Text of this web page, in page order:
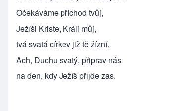
Očekáváme příchod tvůj,
Ježíši Kriste, Králi můj,
tvá svatá církev již tě žízní.
Ach, Duchu svatý, připrav nás
na den, kdy Ježíš přijde zas.